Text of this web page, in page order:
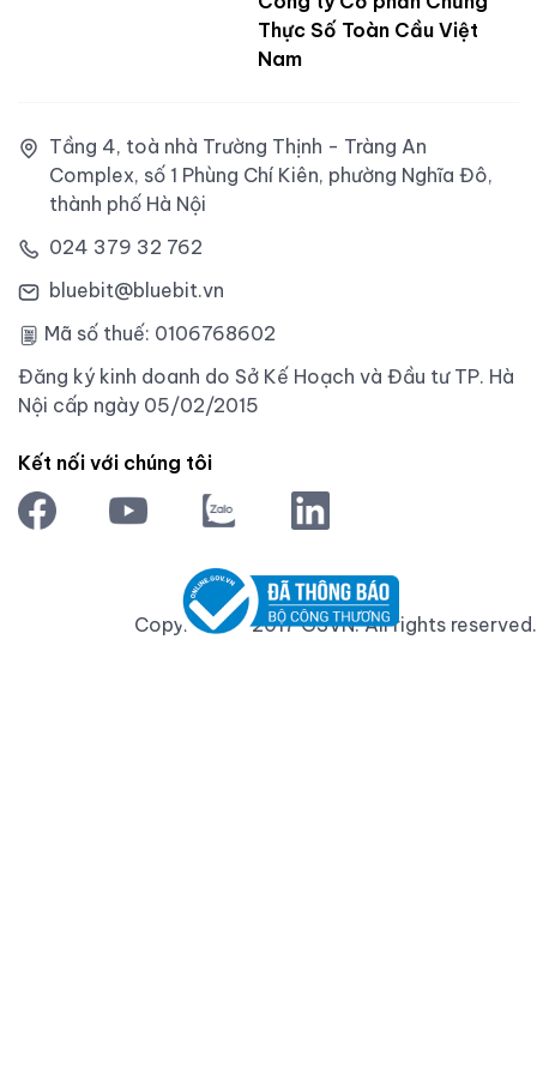
Thực Số Toàn Cầu Việt
Nam
Tầng 4, toà nhà Trường Thịnh - Tràng An
Complex, số 1 Phùng Chí Kiên, phường Nghĩa Đô,
thành phố Hà Nội
024 379 32 762
bluebit@bluebit.vn
Mã số thuế: 0106768602
Đăng ký kinh doanh do Sở Kế Hoạch và Đầu tư TP. Hà
Nội cấp ngày 05/02/2015
Kết nối với chúng tôi
Copyright © 2017 GSVN. All rights reserved.